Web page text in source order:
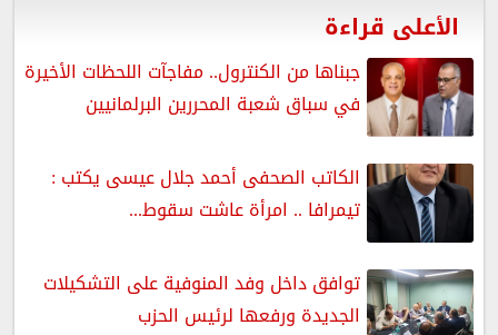
الأعلى قراءة
جبناها من الكنترول.. مفاجآت اللحظات الأخيرة
في سباق شعبة المحررين البرلمانيين
الكاتب الصحفى أحمد جلال عيسى يكتب :
تيمرافا .. امرأة عاشت سقوط...
توافق داخل وفد المنوفية على التشكيلات
الجديدة ورفعها لرئيس الحزب